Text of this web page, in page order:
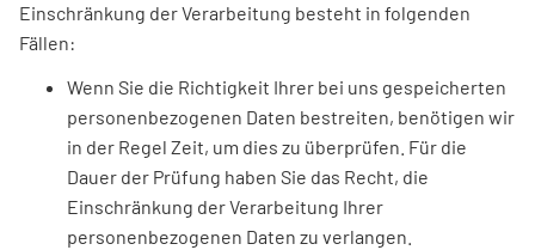
Einschränkung der Verarbeitung besteht in folgenden
Fällen:
Wenn Sie die Richtigkeit Ihrer bei uns gespeicherten
personenbezogenen Daten bestreiten, benötigen wir
in der Regel Zeit, um dies zu überprüfen. Für die
Dauer der Prüfung haben Sie das Recht, die
Einschränkung der Verarbeitung Ihrer
personenbezogenen Daten zu verlangen.